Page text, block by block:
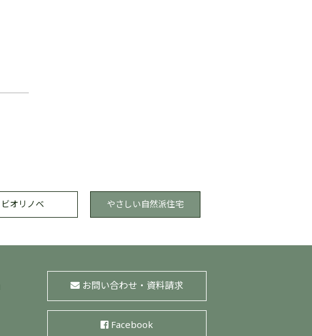
ビオリノベ やさしい自然派住宅
お問い合わせ・資料請求
Facebook